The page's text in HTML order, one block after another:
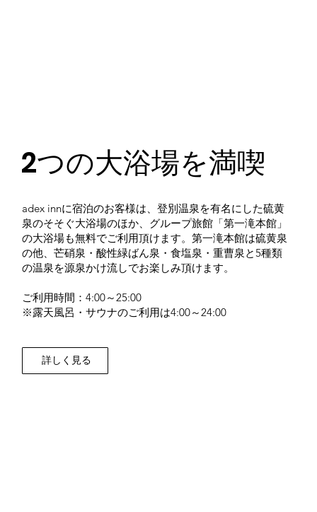
2つの大浴場を満喫
adex innに宿泊のお客様は、登別温泉を有名にした硫黄
泉のそそぐ大浴場のほか、グループ旅館「第一滝本館」
の大浴場も無料でご利用頂けます。第一滝本館は硫黄泉
の他、芒硝泉・酸性緑ばん泉・食塩泉・重曹泉と5種類
の温泉を源泉かけ流しでお楽しみ頂けます。
ご利用時間：4:00～25:00
※露天風呂・サウナのご利用は4:00～24:00
詳しく見る